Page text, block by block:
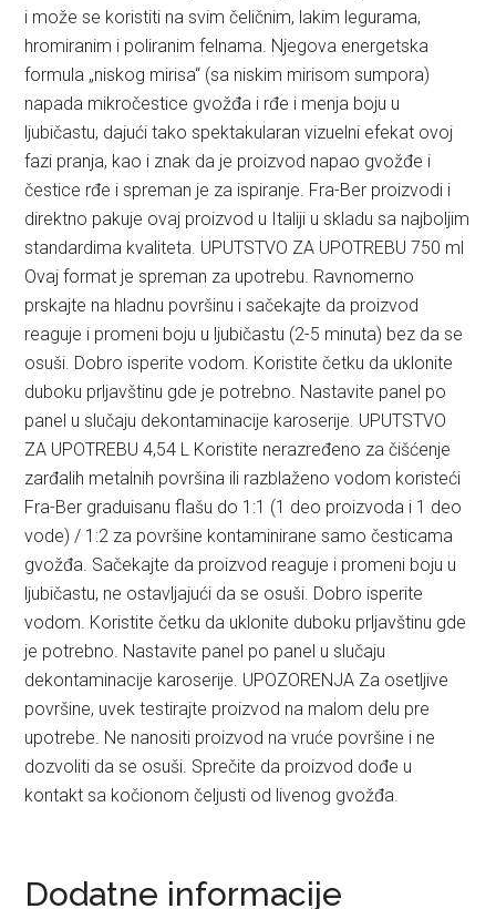
i može se koristiti na svim čeličnim, lakim legurama,
hromiranim i poliranim felnama. Njegova energetska
formula „niskog mirisa“ (sa niskim mirisom sumpora)
napada mikročestice gvožđa i rđe i menja boju u
ljubičastu, dajući tako spektakularan vizuelni efekat ovoj
fazi pranja, kao i znak da je proizvod napao gvožđe i
čestice rđe i spreman je za ispiranje. Fra-Ber proizvodi i
direktno pakuje ovaj proizvod u Italiji u skladu sa najboljim
standardima kvaliteta. UPUTSTVO ZA UPOTREBU 750 ml
Ovaj format je spreman za upotrebu. Ravnomerno
prskajte na hladnu površinu i sačekajte da proizvod
reaguje i promeni boju u ljubičastu (2-5 minuta) bez da se
osuši. Dobro isperite vodom. Koristite četku da uklonite
duboku prljavštinu gde je potrebno. Nastavite panel po
panel u slučaju dekontaminacije karoserije. UPUTSTVO
ZA UPOTREBU 4,54 L Koristite nerazređeno za čišćenje
zarđalih metalnih površina ili razblaženo vodom koristeći
Fra-Ber graduisanu flašu do 1:1 (1 deo proizvoda i 1 deo
vode) / 1:2 za površine kontaminirane samo česticama
gvožđa. Sačekajte da proizvod reaguje i promeni boju u
ljubičastu, ne ostavljajući da se osuši. Dobro isperite
vodom. Koristite četku da uklonite duboku prljavštinu gde
je potrebno. Nastavite panel po panel u slučaju
dekontaminacije karoserije. UPOZORENJA Za osetljive
površine, uvek testirajte proizvod na malom delu pre
upotrebe. Ne nanositi proizvod na vruće površine i ne
dozvoliti da se osuši. Sprečite da proizvod dođe u
kontakt sa kočionom čeljusti od livenog gvožđa.
Dodatne informacije